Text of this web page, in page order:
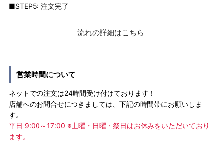
■STEP5: 注文完了
流れの詳細はこちら
営業時間について
ネットでの注文は24時間受け付けております！
店舗へのお問合せにつきましては、下記の時間帯にお願いしま
す。
平日 9:00～17:00 ※土曜・日曜・祭日はお休みをいただいており
ます。